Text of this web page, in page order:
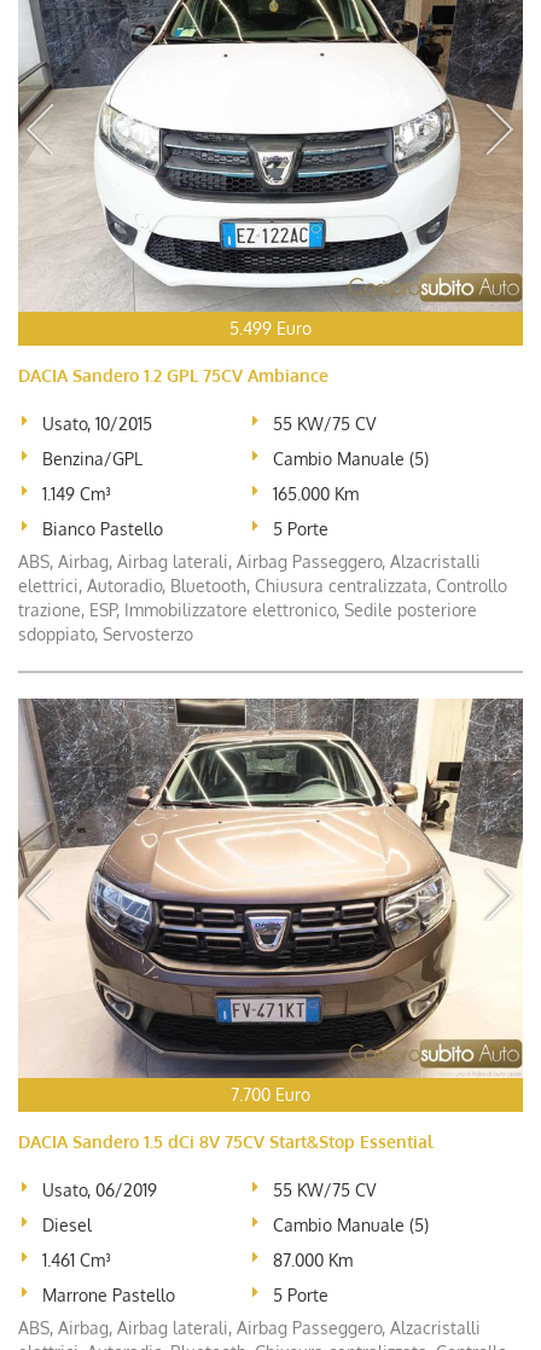
5.499 Euro
DACIA Sandero 1.2 GPL 75CV Ambiance
Usato, 10/2015
55 KW/75 CV
Benzina/GPL
Cambio Manuale (5)
1.149 Cm³
165.000 Km
Bianco Pastello
5 Porte
ABS, Airbag, Airbag laterali, Airbag Passeggero, Alzacristalli
elettrici, Autoradio, Bluetooth, Chiusura centralizzata, Controllo
trazione, ESP, Immobilizzatore elettronico, Sedile posteriore
sdoppiato, Servosterzo
7.700 Euro
DACIA Sandero 1.5 dCi 8V 75CV Start&Stop Essential
Usato, 06/2019
55 KW/75 CV
Diesel
Cambio Manuale (5)
1.461 Cm³
87.000 Km
Marrone Pastello
5 Porte
ABS, Airbag, Airbag laterali, Airbag Passeggero, Alzacristalli